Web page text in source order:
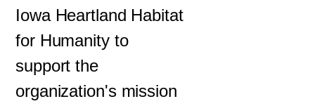
Iowa Heartland Habitat
for Humanity to
support the
organization's mission